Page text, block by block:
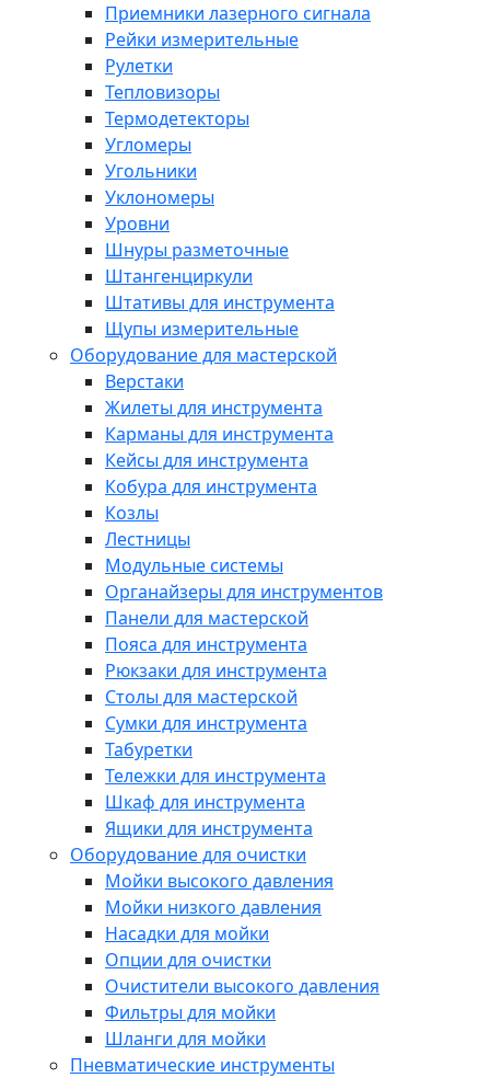
Приемники лазерного сигнала
Рейки измерительные
Рулетки
Тепловизоры
Термодетекторы
Угломеры
Угольники
Уклономеры
Уровни
Шнуры разметочные
Штангенциркули
Штативы для инструмента
Щупы измерительные
Оборудование для мастерской
Верстаки
Жилеты для инструмента
Карманы для инструмента
Кейсы для инструмента
Кобура для инструмента
Козлы
Лестницы
Модульные системы
Органайзеры для инструментов
Панели для мастерской
Пояса для инструмента
Рюкзаки для инструмента
Столы для мастерской
Сумки для инструмента
Табуретки
Тележки для инструмента
Шкаф для инструмента
Ящики для инструмента
Оборудование для очистки
Мойки высокого давления
Мойки низкого давления
Насадки для мойки
Опции для очистки
Очистители высокого давления
Фильтры для мойки
Шланги для мойки
Пневматические инструменты